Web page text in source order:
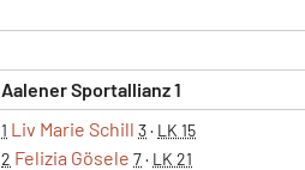
Aalener Sportallianz 1
1 Liv Marie Schill 3· LK 15
2 Felizia Gösele 7· LK 21